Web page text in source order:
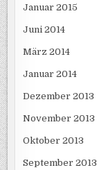
Januar 2015
Juni 2014
März 2014
Januar 2014
Dezember 2013
November 2013
Oktober 2013
September 2013